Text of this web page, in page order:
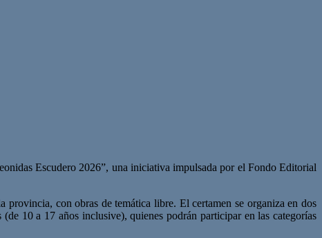
Escudero 2026”, una iniciativa impulsada por el Fondo Editorial
provincia, con obras de temática libre. El certamen se organiza en dos
10 a 17 años inclusive), quienes podrán participar en las categorías